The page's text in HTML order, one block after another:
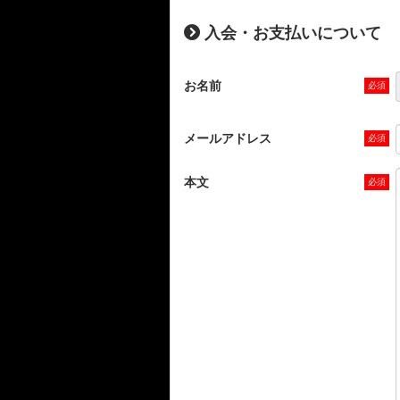
入会・お支払いについて
お名前
メールアドレス
本文